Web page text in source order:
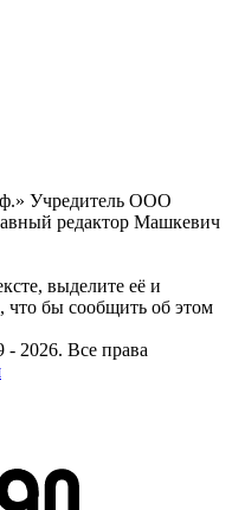
Учредитель ООО
редактор Машкевич
выделите её и
бы сообщить об этом
- 2026. Все права